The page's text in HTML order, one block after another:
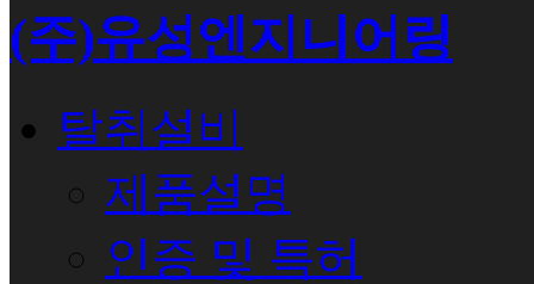
(주)유성엔지니어링
탈취설비
제품설명
인증 및 특허